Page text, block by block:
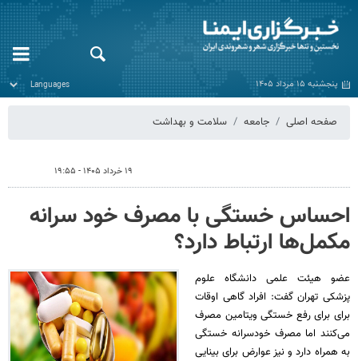
پنجشنبه ۱۵ مرداد ۱۴۰۵
صفحه اصلی جامعه سلامت و بهداشت
۱۹ خرداد ۱۴۰۵ - ۱۹:۵۵
احساس خستگی با مصرف خود سرانه
مکمل‌ها ارتباط دارد؟
عضو هیئت علمی دانشگاه علوم
پزشکی تهران گفت: افراد گاهی اوقات
برای برای رفع خستگی ویتامین مصرف
می‌کنند اما مصرف خودسرانه خستگی
به همراه دارد و نیز عوارض برای بینایی